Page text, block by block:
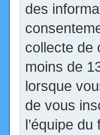
des
collecte de
moins de
lorsque
de vous
l’équipe